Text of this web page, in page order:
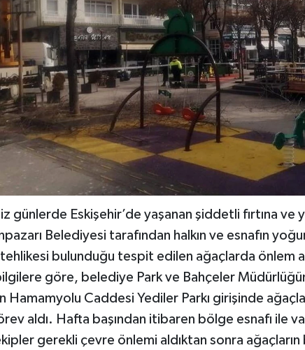
günlerde Eskişehir’de yaşanan şiddetli fırtına ve
Belediyesi tarafından halkın ve esnafın
bulunduğu tespit edilen ağaçlarda önlem
göre, belediye Park ve Bahçeler
Hamamyolu Caddesi Yediler Parkı girişinde
aldı. Hafta başından itibaren bölge esnafı ile
gerekli çevre önlemi aldıktan sonra ağaçların